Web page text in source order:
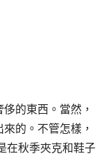
的東西。當然，
的。不管怎樣，
在秋季夾克和鞋子